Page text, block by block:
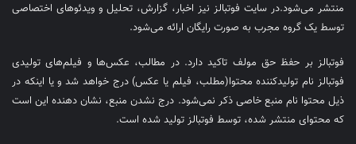
منتشر می‌شود.در سایت فوتبالز نیز اخبار، گزارش، تحلیل و ویدئوهای اختصاصی
توسط یک گروه مجرب به صورت رایگان ارائه می‌شود.
فوتبالز بر حفظ حق مولف تاکید دارد. در مطالب، عکس‌ها و فیلم‌های تولیدی
فوتبالز نام تولیدکننده محتوا(مطلب، فیلم یا عکس) درج خواهد شد و یا اینکه در
ذیل محتوا نام منبع خاصی ذکر نمی‌‎شود. درج نشدن منبع، نشان دهنده این است
که محتوای منتشر شده، توسط فوتبالز تولید شده است.